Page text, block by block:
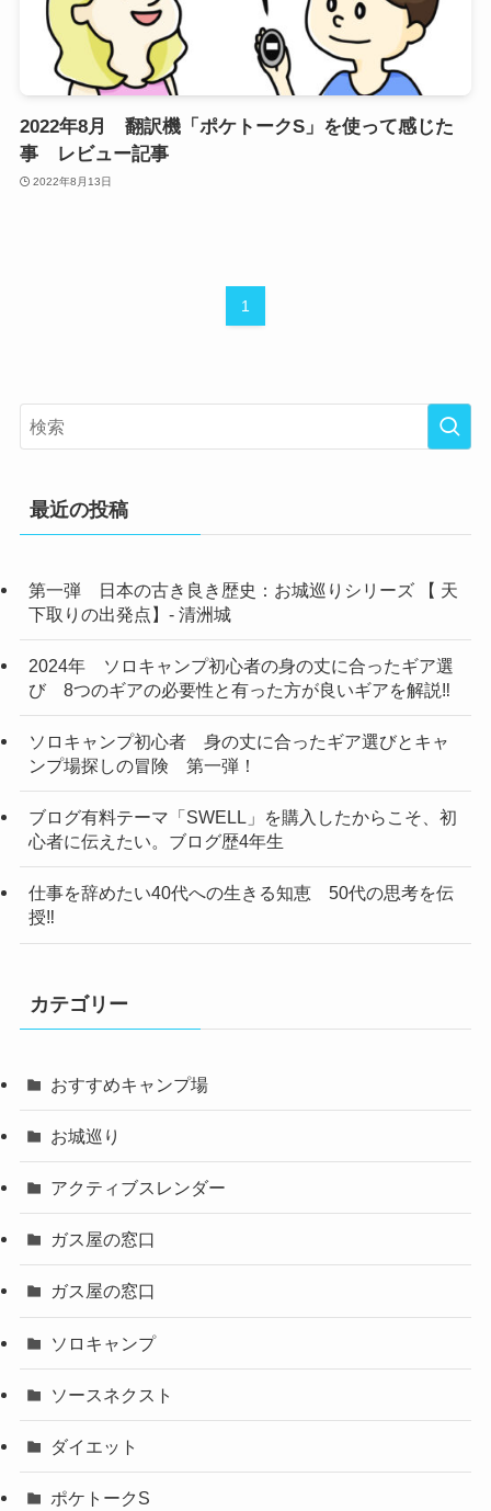
2022年8月 翻訳機「ポケトークS」を使って感じた
事 レビュー記事
2022年8月13日
1
最近の投稿
第一弾 日本の古き良き歴史：お城巡りシリーズ 【 天
下取りの出発点】- 清洲城
2024年 ソロキャンプ初心者の身の丈に合ったギア選
び 8つのギアの必要性と有った方が良いギアを解説‼
ソロキャンプ初心者 身の丈に合ったギア選びとキャ
ンプ場探しの冒険 第一弾！
ブログ有料テーマ「SWELL」を購入したからこそ、初
心者に伝えたい。ブログ歴4年生
仕事を辞めたい40代への生きる知恵 50代の思考を伝
授‼
カテゴリー
おすすめキャンプ場
お城巡り
アクティブスレンダー
ガス屋の窓口
ガス屋の窓口
ソロキャンプ
ソースネクスト
ダイエット
ポケトークS